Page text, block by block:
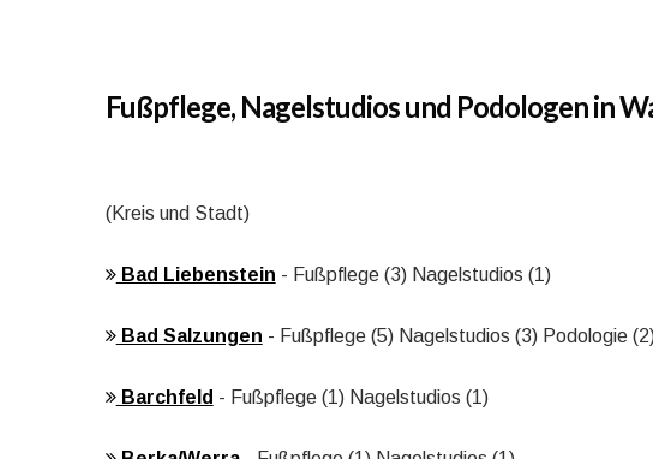
Fußpflege, Nagelstudios und Podologen in
(Kreis und Stadt)
Bad Liebenstein - Fußpflege (3) Nagelstudios (1)
Bad Salzungen - Fußpflege (5) Nagelstudios (3) Podologie
Barchfeld - Fußpflege (1) Nagelstudios (1)